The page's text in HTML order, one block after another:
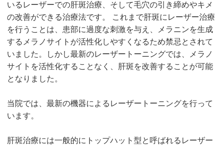
いるレーザーでの肝斑治療、そして毛穴の引き締めやキメ
の改善ができる治療法です。 これまで肝斑にレーザー治療
を行うことは、患部に過度な刺激を与え、メラニンを生成
するメラノサイトが活性化しやすくなるため禁忌とされて
いました。しかし最新のレーザートーニングでは、メラノ
サイトを活性化することなく、肝斑を改善することが可能
となりました。
当院では、最新の機器によるレーザートーニングを行って
います。
肝斑治療には一般的にトップハット型と呼ばれるレーザー